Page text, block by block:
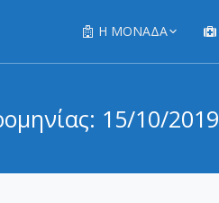
Η ΜΟΝΑΔΑ
15/10/2019